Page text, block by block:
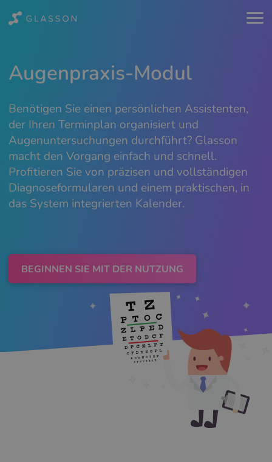
Augenpraxis-Modul
Benötigen Sie einen persönlichen Assistenten,
der Ihren Terminplan organisiert und
Augenuntersuchungen durchführt? Glasson
macht den Vorgang einfach und schnell.
Profitieren Sie von präzisen und vollständigen
Diagnoseformularen und einem praktischen, in
das System integrierten Kalender.
BEGINNEN SIE MIT DER NUTZUNG